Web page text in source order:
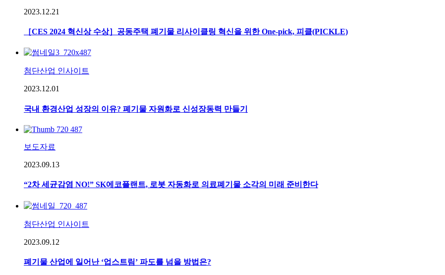
2023.12.21
［CES 2024 혁신상 수상］공동주택 폐기물 리사이클링 혁신을 위한 One-pick, 피클(PICKLE)
첨단산업 인사이트
2023.12.01
국내 환경산업 성장의 이유? 폐기물 자원화로 신성장동력 만들기
보도자료
2023.09.13
“2차 세균감염 NO!” SK에코플랜트, 로봇 자동화로 의료폐기물 소각의 미래 준비한다
첨단산업 인사이트
2023.09.12
폐기물 산업에 일어난 ‘업스트림’ 파도를 넘을 방법은?